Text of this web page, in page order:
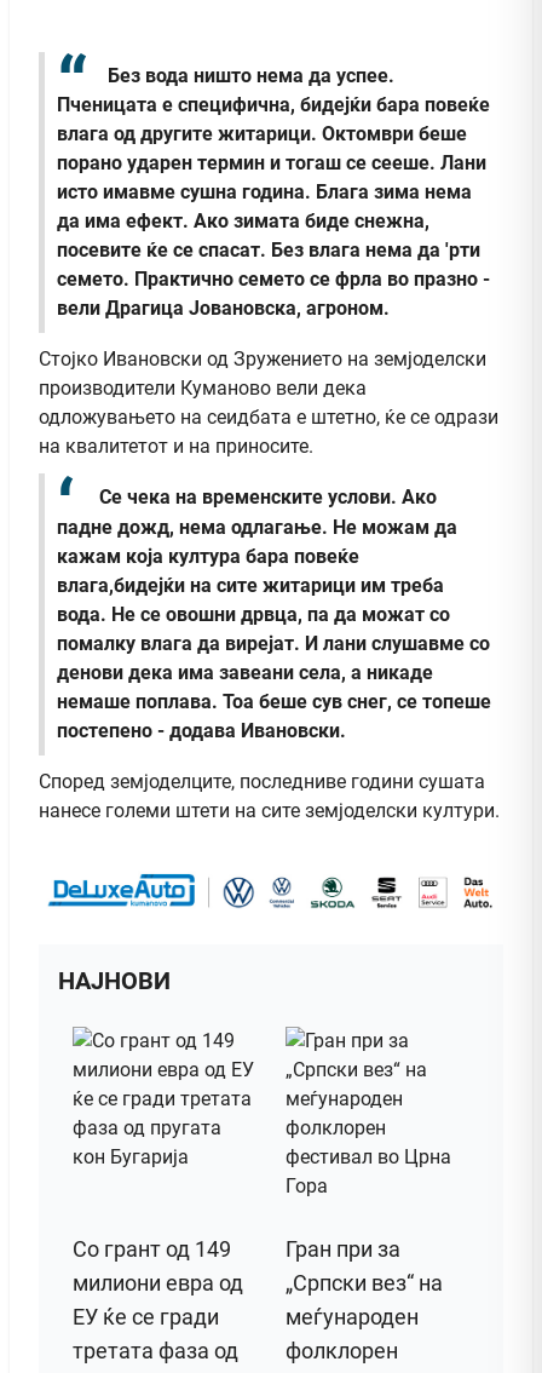
Без вода ништо нема да успее.
Пченицата е специфична, бидејќи бара повеќе
влага од другите житарици. Октомври беше
порано ударен термин и тогаш се сееше. Лани
исто имавме сушна година. Блага зима нема
да има ефект. Ако зимата биде снежна,
посевите ќе се спасат. Без влага нема да 'рти
семето. Практично семето се фрла во празно -
вели Драгица Јовановска, агроном.
Стојко Ивановски од Зружението на земјоделски
производители Куманово вели дека
одложувањето на сеидбата е штетно, ќе се одрази
на квалитетот и на приносите.
Се чека на временските услови. Ако
падне дожд, нема одлагање. Не можам да
кажам која култура бара повеќе
влага,бидејќи на сите житарици им треба
вода. Не се овошни дрвца, па да можат со
помалку влага да вирејат. И лани слушавме со
денови дека има завеани села, а никаде
немаше поплава. Тоа беше сув снег, се топеше
постепено - додава Ивановски.
Според земјоделците, последниве години сушата
нанесе големи штети на сите земјоделски култури.
НАЈНОВИ
Со грант од 149
милиони евра од
ЕУ ќе се гради
третата фаза од
Гран при за
„Српски вез“ на
меѓународен
фолклорен